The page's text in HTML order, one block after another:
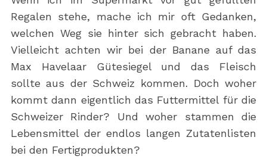
Regalen stehe, mache ich mir oft Gedanken,
welchen Weg sie hinter sich gebracht haben.
Vielleicht achten wir bei der Banane auf das
Max Havelaar Gütesiegel und das Fleisch
sollte aus der Schweiz kommen. Doch woher
kommt dann eigentlich das Futtermittel für die
Schweizer Rinder? Und woher stammen die
Lebensmittel der endlos langen Zutatenlisten
bei den Fertigprodukten?